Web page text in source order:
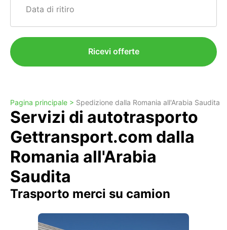
Data di ritiro
Ricevi offerte
Pagina principale > Spedizione dalla Romania all'Arabia Saudita
Servizi di autotrasporto
Gettransport.com dalla
Romania all'Arabia
Saudita
Trasporto merci su camion